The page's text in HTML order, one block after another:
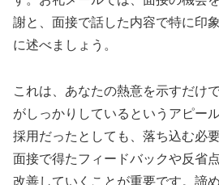
謝と、面接で話した内容で特に印
に述べましょう。
これは、あなたの熱意を示すだけ
がしっかりしているというアピー
採用だったとしても、落ち込む必
面接で得たフィードバックや反省
改善していくことが重要です。諦